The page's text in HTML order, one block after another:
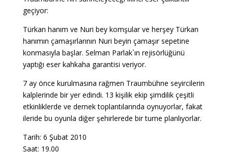
geçiyor:
Türkan hanım ve Nuri bey komşular ve herşey Türkan
hanımın çamaşırlarının Nuri beyin çamaşır sepetine
konmasıyla başlar. Selman Parlak`ın rejisörlüğünü
yaptığı eser kahkaha garantisi veriyor.
7 ay önce kurulmasına rağmen Traumbühne seyircilerin
kalplerinde bir yer edindi. 13 kişilik ekip şimdilik çeşitli
etkinliklerde ve dernek toplantılarında oynuyorlar, fakat
ileride bu oyunla diğer şehirlerede bir turne planlıyorlar.
Tarih: 6 Şubat 2010
Saat: 19.00